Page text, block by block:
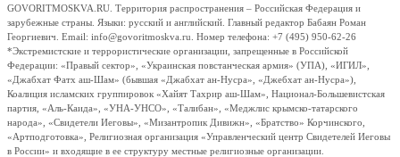
GOVORITMOSKVA.RU. Территория распространения – Российская Федерация и
зарубежные страны. Языки: русский и английский. Главный редактор Бабаян Роман
Георгиевич. Email: info@govoritmoskva.ru. Номер телефона: +7 (495) 950-62-26
*Экстремистские и террористические организации, запрещенные в Российской
Федерации: «Правый сектор», «Украинская повстанческая армия» (УПА), «ИГИЛ»,
«Джабхат Фатх аш-Шам» (бывшая «Джабхат ан-Нусра», «Джебхат ан-Нусра»),
Коалиция исламских группировок «Хайят Тахрир аш-Шам», Национал-Большевистская
партия, «Аль-Каида», «УНА-УНСО», «Талибан», «Меджлис крымско-татарского
народа», «Свидетели Иеговы», «Мизантропик Дивижн», «Братство» Корчинского,
«Артподготовка», Религиозная организация «Управленческий центр Свидетелей Иеговы
в России» и входящие в ее структуру местные религиозные организации.